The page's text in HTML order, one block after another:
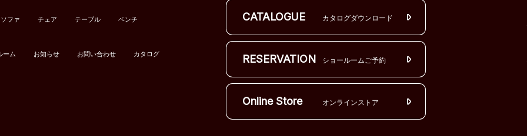
ソファ チェア テーブル ベンチ
ーム お知らせ お問い合わせ カタログ
CATALOGUE カタログダウンロード
RESERVATION ショールームご予約
Online Store オンラインストア